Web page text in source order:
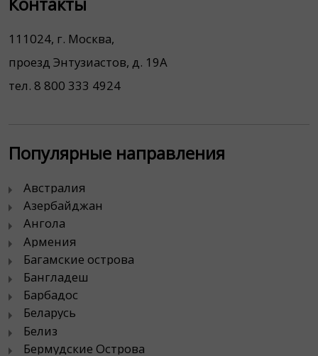
111024, г. Москва,
проезд Энтузиастов, д. 19А
тел. 8 800 333 4924
Популярные направления
Австралия
Азербайджан
Ангола
Армения
Багамские острова
Бангладеш
Барбадос
Беларусь
Белиз
Бермудские Острова